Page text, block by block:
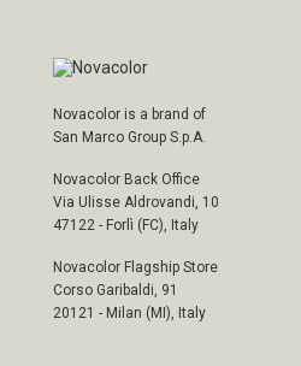
Novacolor is a brand of
San Marco Group S.p.A.
Novacolor Back Office
Via Ulisse Aldrovandi, 10
47122 - Forlì (FC), Italy
Novacolor Flagship Store
Corso Garibaldi, 91
20121 - Milan (MI), Italy